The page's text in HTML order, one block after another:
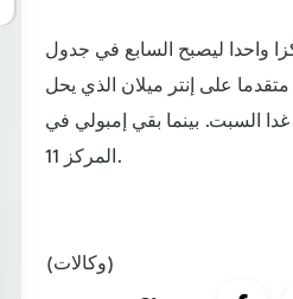
واحدا ليصبح السابع في جدول
19 نقطة، متقدما على إنتر ميلان الذي يحل
غدا السبت. بينما بقي إمبولي في
المركز 11.
(وكالات)